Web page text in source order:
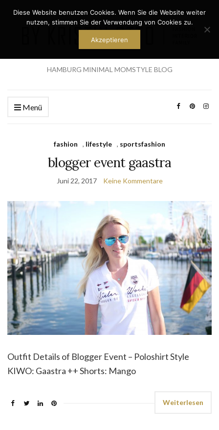
HAMBURG MINIMAL MOMSTYLE BLOG
Menü
fashion , lifestyle , sportsfashion
blogger event gaastra
Juni 22, 2017 Keine Kommentare
Outfit Details of Blogger Event – Poloshirt Style
KIWO: Gaastra ++ Shorts: Mango
Weiterlesen
Diese Website benutzen Cookies. Wenn Sie die Website weiter
nutzen, stimmen Sie der Verwendung von Cookies zu.
Akzeptieren